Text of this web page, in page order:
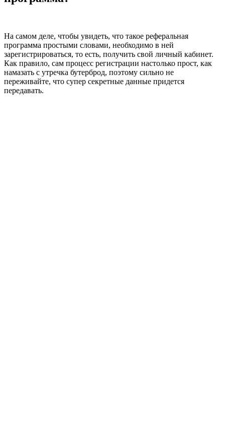
На самом деле, чтобы увидеть, что такое реферальная
программа простыми словами, необходимо в ней
зарегистрироваться, то есть, получить свой личный кабинет.
Как правило, сам процесс регистрации настолько прост, как
намазать с утречка бутерброд, поэтому сильно не
переживайте, что супер секретные данные придется
передавать.